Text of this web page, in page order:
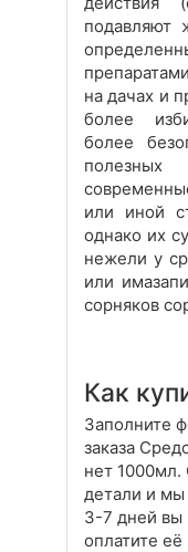
подавляют
на дачах и
более
более
или иной
однако их
нежели у
или
сорняков
Как
Заполните
заказа
нет 1000мл.
детали и мы
3-7 дней вы
оплатите